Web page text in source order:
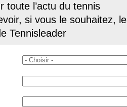
toute l’actu du tennis
si vous le souhaitez,
Tennisleader